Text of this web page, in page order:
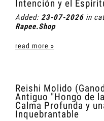
Intención y el
Added: 23-07-2026 in
Rapee.Shop
read more »
Reishi Molido
Antiguo "Hongo de
Calma Profunda y
Inquebrantable